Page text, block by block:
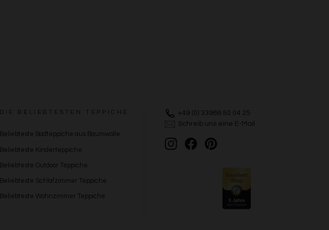
DIE BELIEBTESTEN TEPPICHE
Beliebteste Badteppiche aus Baumwolle
Beliebteste Kinderteppiche
Beliebteste Outdoor Teppiche
Beliebteste Schlafzimmer Teppiche
Beliebteste Wohnzimmer Teppiche
+49 (0) 33986 50 04 25
Schreib uns eine E-Mail
Instagram
FacebookPinterest